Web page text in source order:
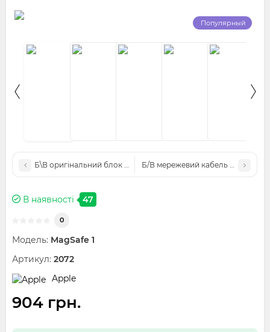
Популярный
Б\В оригінальний блок живлення для Apple MacBook 85W
Б/В мережевий кабель для
В наявності 47
0
Модель: MagSafe 1
Артикул: 2072
Apple
904 грн.